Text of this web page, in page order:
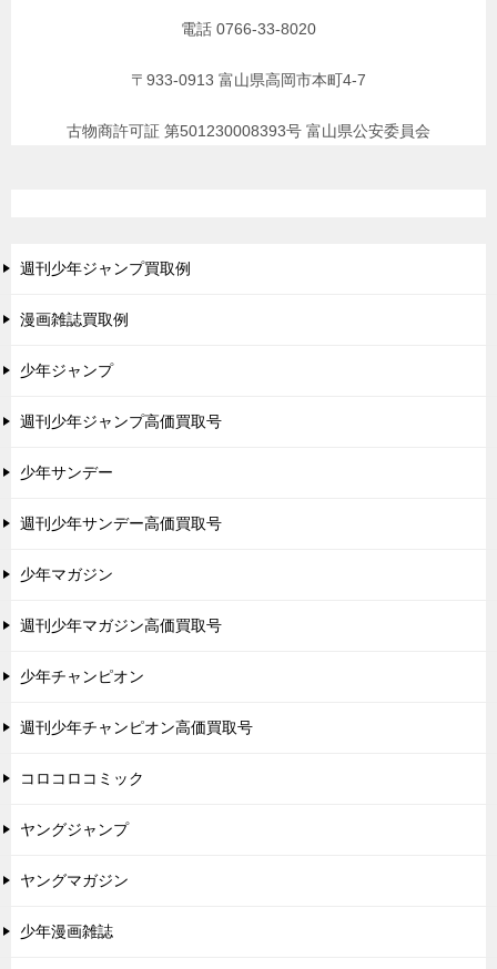
電話 0766-33-8020
〒933-0913 富山県高岡市本町4-7
古物商許可証 第501230008393号 富山県公安委員会
週刊少年ジャンプ買取例
漫画雑誌買取例
少年ジャンプ
週刊少年ジャンプ高価買取号
少年サンデー
週刊少年サンデー高価買取号
少年マガジン
週刊少年マガジン高価買取号
少年チャンピオン
週刊少年チャンピオン高価買取号
コロコロコミック
ヤングジャンプ
ヤングマガジン
少年漫画雑誌